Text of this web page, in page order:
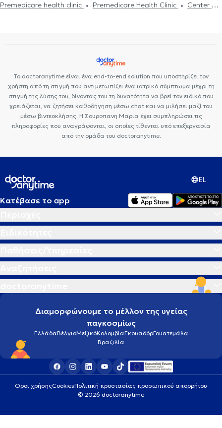
Κρίση πανικού
Εθισμός
Τεστ επαγγελματικού προσανατολισμού
Premedicare health clinic
Premedicare Health Clinic
Center NT-
Το doctoranytime είναι ένα end-to-end solution που υποστηρίζει τον
χρήστη από τη στιγμή που αντιμετωπίζει ένα ιατρικό σύμπτωμα μέχρι τη
στιγμή της λύσης του, δίνοντας του τη δυνατότητα να βρεί τον ειδικό που
χρειάζεται, να ζητήσει καθοδήγηση μέσω chat και να μιλήσει μαζί του
μέσω βιντεοκλήσης. Η Σουροπανη Μαρια έχει συμπληρώσει τις
πληροφορίες που αναγράφονται, οι οποίες τίθενται υπό επεξεργασία
από την ομάδα του doctoranytime.
EL
Κατέβασε το app
Διαμορφώνουμε το μέλλον της υγείας
παγκοσμίως
ΕλλάδαΒέλγιοΜεξικόΚολομβίαΕκουαδόρΓουατεμάλα
Βραζιλία
Οροι χρήσηςCookiesΠολιτική προστασίας προσωπικού απορρήτου
© 2026 doctoranytime